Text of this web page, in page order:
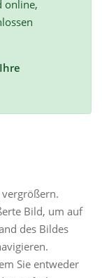
online,
Bild, um auf
des Bildes
Sie entweder